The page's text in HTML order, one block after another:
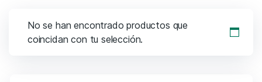
No se han encontrado productos que
coincidan con tu selección.